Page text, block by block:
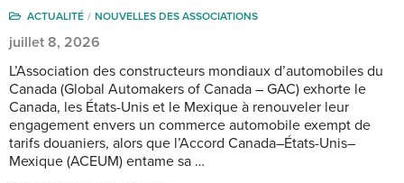
ACTUALITÉ NOUVELLES DES ASSOCIATIONS
juillet 8, 2026
L’Association des constructeurs mondiaux d’automobiles du
Canada (Global Automakers of Canada – GAC) exhorte le
Canada, les États-Unis et le Mexique à renouveler leur
engagement envers un commerce automobile exempt de
tarifs douaniers, alors que l’Accord Canada–États-Unis–
Mexique (ACEUM) entame sa …